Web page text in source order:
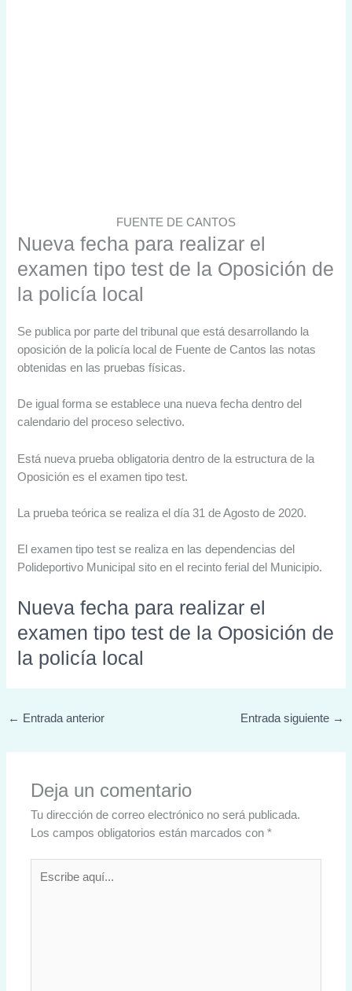
FUENTE DE CANTOS
Nueva fecha para realizar el
examen tipo test de la Oposición de
la policía local
Se publica por parte del tribunal que está desarrollando la
oposición de la policía local de Fuente de Cantos las notas
obtenidas en las pruebas físicas.
De igual forma se establece una nueva fecha dentro del
calendario del proceso selectivo.
Está nueva prueba obligatoria dentro de la estructura de la
Oposición es el examen tipo test.
La prueba teórica se realiza el día 31 de Agosto de 2020.
El examen tipo test se realiza en las dependencias del
Polideportivo Municipal sito en el recinto ferial del Municipio.
Nueva fecha para realizar el
examen tipo test de la Oposición de
la policía local
← Entrada anterior Entrada siguiente →
Deja un comentario
Tu dirección de correo electrónico no será publicada.
Los campos obligatorios están marcados con*
aquí...